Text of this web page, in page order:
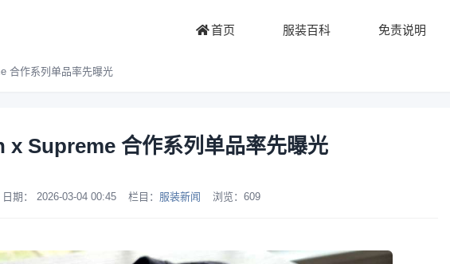
首页 服装百科 免责说明
合作系列单品率先曝光
x Supreme 合作系列单品率先曝光
日期： 2026-03-04 00:45 栏目： 服装新闻 浏览： 609